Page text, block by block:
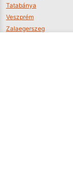
Tatabánya
Veszprém
Zalaegerszeg